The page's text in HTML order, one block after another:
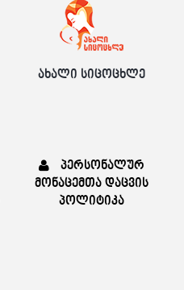
ახალი სიცოცხლე
პერსონალურ
მონაცემთა დაცვის
პოლიტიკა